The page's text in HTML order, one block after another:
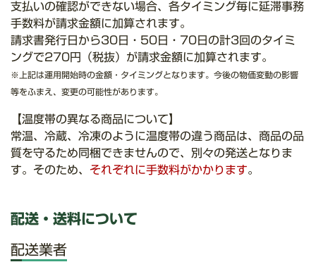
支払いの確認ができない場合、各タイミング毎に延滞事務
手数料が請求金額に加算されます。
請求書発行日から30日・50日・70日の計3回のタイミ
ングで270円（税抜）が請求金額に加算されます。
※上記は運用開始時の金額・タイミングとなります。今後の物価変動の影響
等をふまえ、変更の可能性があります。
【温度帯の異なる商品について】
常温、冷蔵、冷凍のように温度帯の違う商品は、商品の品
質を守るため同梱できませんので、別々の発送となりま
す。そのため、 それぞれに手数料がかかります。
配送・送料について
配送業者